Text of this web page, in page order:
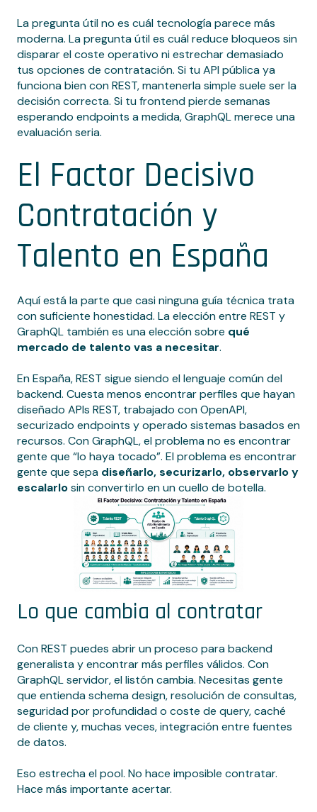
La pregunta útil no es cuál tecnología parece más
moderna. La pregunta útil es cuál reduce bloqueos sin
disparar el coste operativo ni estrechar demasiado
tus opciones de contratación. Si tu API pública ya
funciona bien con REST, mantenerla simple suele ser la
decisión correcta. Si tu frontend pierde semanas
esperando endpoints a medida, GraphQL merece una
evaluación seria.
El Factor Decisivo
Contratación y
Talento en España
Aquí está la parte que casi ninguna guía técnica trata
con suficiente honestidad. La elección entre REST y
GraphQL también es una elección sobre qué
mercado de talento vas a necesitar.
En España, REST sigue siendo el lenguaje común del
backend. Cuesta menos encontrar perfiles que hayan
diseñado APIs REST, trabajado con OpenAPI,
securizado endpoints y operado sistemas basados en
recursos. Con GraphQL, el problema no es encontrar
gente que “lo haya tocado”. El problema es encontrar
gente que sepa diseñarlo, securizarlo, observarlo y
escalarlosin convertirlo en un cuello de botella.
Lo que cambia al contratar
Con REST puedes abrir un proceso para backend
generalista y encontrar más perfiles válidos. Con
GraphQL servidor, el listón cambia. Necesitas gente
que entienda schema design, resolución de consultas,
seguridad por profundidad o coste de query, caché
de cliente y, muchas veces, integración entre fuentes
de datos.
Eso estrecha el pool. No hace imposible contratar.
Hace más importante acertar.